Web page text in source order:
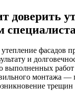
доверить
фасадов
и
выполненных
монтажа —
трещин